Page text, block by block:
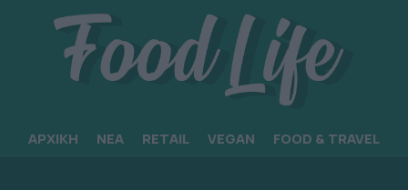
ΑΡΧΙΚΗ ΝΕΑ RETAIL VEGAN FOOD & TRAVEL